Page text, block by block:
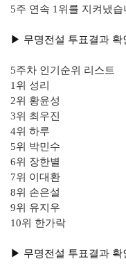
5주 연속 1위를 지켜냈습
▶︎ 무명전설 투표결과 확
5주차 인기순위 리스트
1위 성리
2위 황윤성
3위 최우진
4위 하루
5위 박민수
6위 장한별
7위 이대환
8위 손은설
9위 유지우
10위 한가락
▶︎ 무명전설 투표결과 확